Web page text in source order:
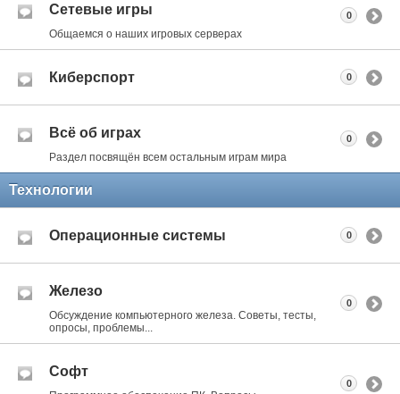
Сетевые игры
Общаемся о наших игровых серверах
0
Киберспорт 0
Всё об играх
Раздел посвящён всем остальным играм мира
0
Технологии
Операционные системы 0
Железо
Обсуждение компьютерного железа. Советы, тесты,
опросы, проблемы...
0
Софт
0